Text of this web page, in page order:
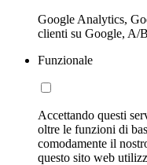
Google Analytics,
clienti su Google, A/
Funzionale
Accettando questi
oltre le funzioni di
comodamente il
questo sito web